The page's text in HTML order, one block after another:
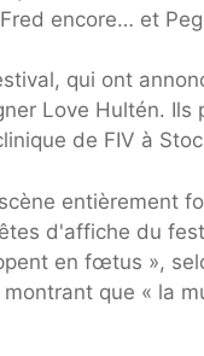
encore… et
qui ont
Love Hultén.
de FIV à
entièrement
d'affiche du
en fœtus »,
que « la